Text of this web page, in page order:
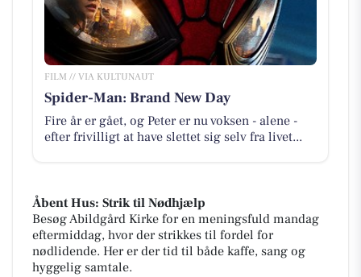
FILM // VIA KULTUNAUT
Spider-Man: Brand New Day
Fire år er gået, og Peter er nu voksen - alene -
efter frivilligt at have slettet sig selv fra livet...
Åbent Hus: Strik til Nødhjælp
Besøg Abildgård Kirke for en meningsfuld mandag
eftermiddag, hvor der strikkes til fordel for
nødlidende. Her er der tid til både kaffe, sang og
hyggelig samtale.